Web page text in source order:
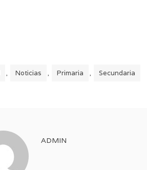
, Noticias , Primaria , Secundaria
ADMIN